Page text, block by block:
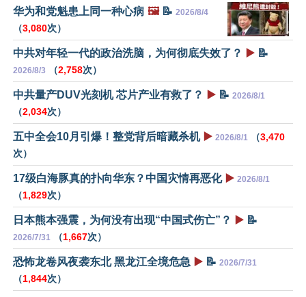
华为和党魁患上同一种心病 🖼️📝 2026/8/4
（3,080次）
中共对年轻一代的政治洗脑，为何彻底失效了？ ▶️ 📝
2026/8/3 （2,758次）
中共量产DUV光刻机 芯片产业有救了？ ▶️ 📝 2026/8/1
（2,034次）
五中全会10月引爆！整党背后暗藏杀机 ▶️ 2026/8/1 （3,470
次）
17级白海豚真的扑向华东？中国灾情再恶化 ▶️ 2026/8/1
（1,829次）
日本熊本强震，为何没有出现“中国式伤亡”？ ▶️ 📝
2026/7/31 （1,667次）
恐怖龙卷风夜袭东北 黑龙江全境危急 ▶️ 📝 2026/7/31
（1,844次）